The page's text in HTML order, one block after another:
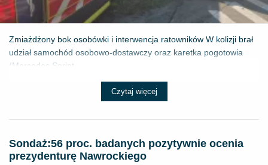
Zmiażdżony bok osobówki i interwencja ratowników W kolizji brał
udział samochód osobowo-dostawczy oraz karetka pogotowia
(Mercedes Sprint...
Czytaj więcej
​Sondaż:56 proc. badanych pozytywnie ocenia
prezydenturę Nawrockiego